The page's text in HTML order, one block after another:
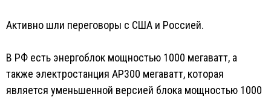
Активно шли переговоры с США и Россией.
В РФ есть энергоблок мощностью 1000 мегаватт, а
также электростанция AP300 мегаватт, которая
является уменьшенной версией блока мощностью 1000